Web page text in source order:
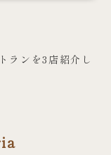
ランを3店紹介し